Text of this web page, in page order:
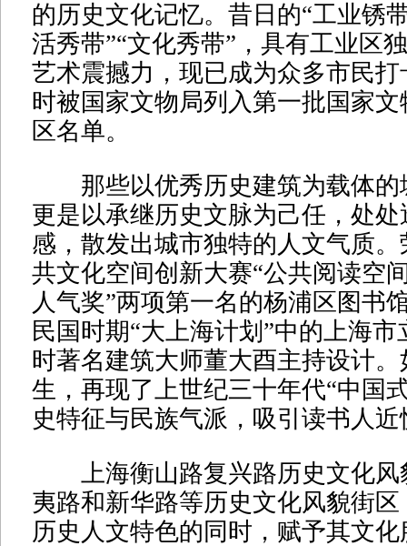
的历史文化记忆。昔日的“工业锈
活秀带”“文化秀带”，具有工业区
艺术震撼力，现已成为众多市民
时被国家文物局列入第一批国家
区名单。
那些以优秀历史建筑为载体的
更是以承继历史文脉为己任，处
感，散发出城市独特的人文气质。
共文化空间创新大赛“公共阅读空
人气奖”两项第一名的杨浦区图书
民国时期“大上海计划”中的上海
时著名建筑大师董大酉主持设计
生，再现了上世纪三十年代“中国
史特征与民族气派，吸引读书人
上海衡山路复兴路历史文化风
夷路和新华路等历史文化风貌街
历史人文特色的同时，赋予其文